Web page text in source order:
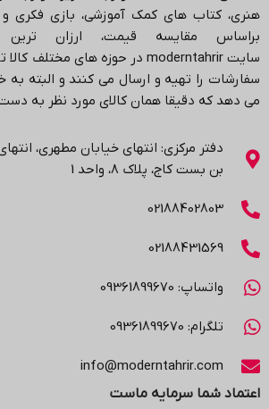
هنری، کتاب های کمک آموزشی، بازی فکری
براساس مقایسه قیمت، ارزان
سایتmoderntahrir در حوزه های مختلف کالا
سفارشات را تهیه و ارسال می کنند و البته به
می دهد که دقیقا همان کالای مورد نظر به
دفتر مرکزی: انتهاي خیابان مطهری،
بن بست کاج، پلاک ۸، واحد 1
02188402803
02188431569
واتساپ: 09361899670
تلگرام: 09361899670
info@moderntahrir.com
اعتماد شما سرمایه ماست